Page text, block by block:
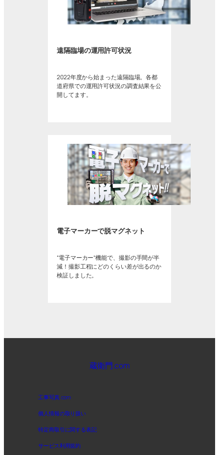
遠隔臨場の運用許可状況
2022年度から始まった遠隔臨場。各都
道府県での運用許可状況の調査結果を公
開してます。
電子マーカーで脱マグネット
“電子マーカー”機能で、撮影の手間が半
減！撮影工程にどのくらい差が出るのか
検証しました。
蔵衛門.com
工事写真.com
個人情報の取り扱い
特定商取引に関する表記
サービス利用規約